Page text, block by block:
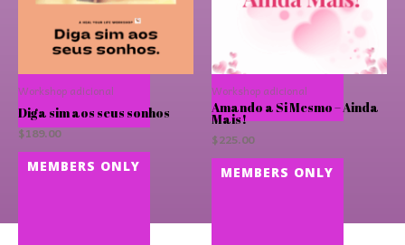
Workshop adicional
Diga sim aos seus sonhos
$189.00
MEMBERS ONLY
Workshop adicional
Amando a Si Mesmo – Ainda
Mais!
$225.00
MEMBERS ONLY